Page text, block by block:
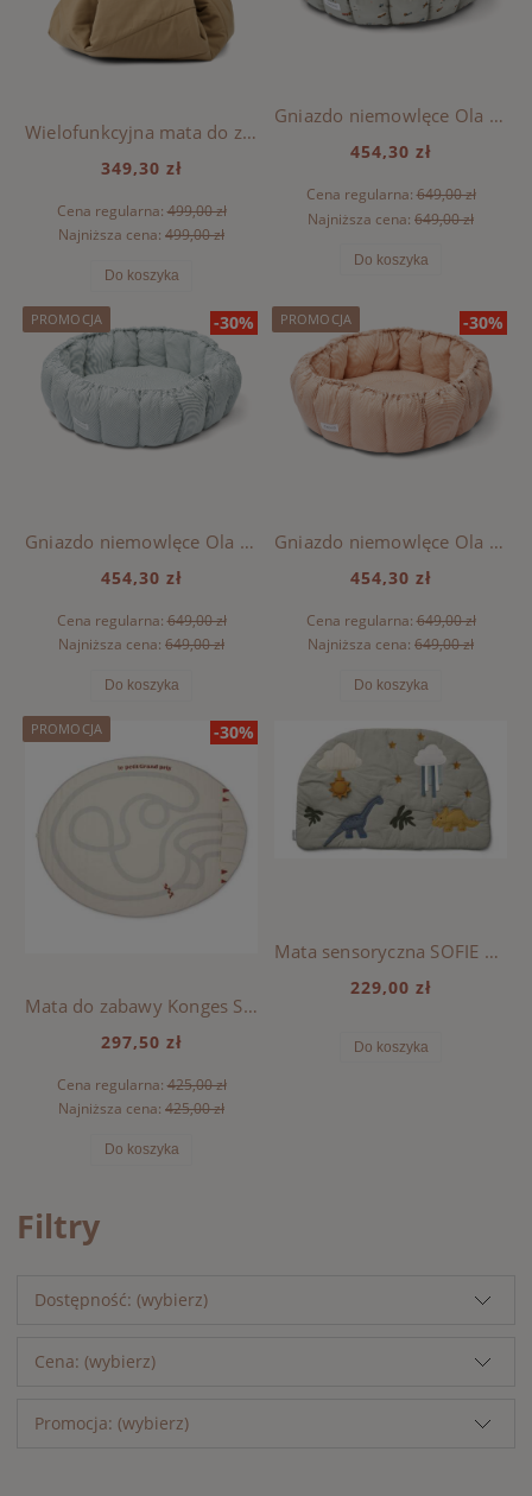
Wielofunkcyjna mata do zabawy i przechowywania Svende Liewood - ALL TOGETHER / SANDY
349,30 zł
Cena regularna:499,00 zł
Najniższa cena: 499,00 zł
Do koszyka
Gniazdo niemowlęce Ola Liewood - VEHICLES / DOVE BLUE
454,30 zł
Cena regularna:649,00 zł
Najniższa cena: 649,00 zł
Do koszyka
-30%
Gniazdo niemowlęce Ola Liewood - BLUE WAVE/CREME DE LA CREME
454,30 zł
Cena regularna:649,00 zł
Najniższa cena: 649,00 zł
Do koszyka
PROMOCJA -30%
Gniazdo niemowlęce Ola Liewood - Y/D STRIPE TUSCANY ROSE / SANDY
454,30 zł
Cena regularna:649,00 zł
Najniższa cena: 649,00 zł
Do koszyka
PROMOCJA
-30%
Mata do zabawy Konges Sloejd - CAR
297,50 zł
Cena regularna:425,00 zł
Najniższa cena: 425,00 zł
Do koszyka
PROMOCJA
Mata sensoryczna SOFIE Liewood - DINO MIX
229,00 zł
Do koszyka
Filtry
Dostępność: (wybierz)
Cena: (wybierz)
Promocja: (wybierz)